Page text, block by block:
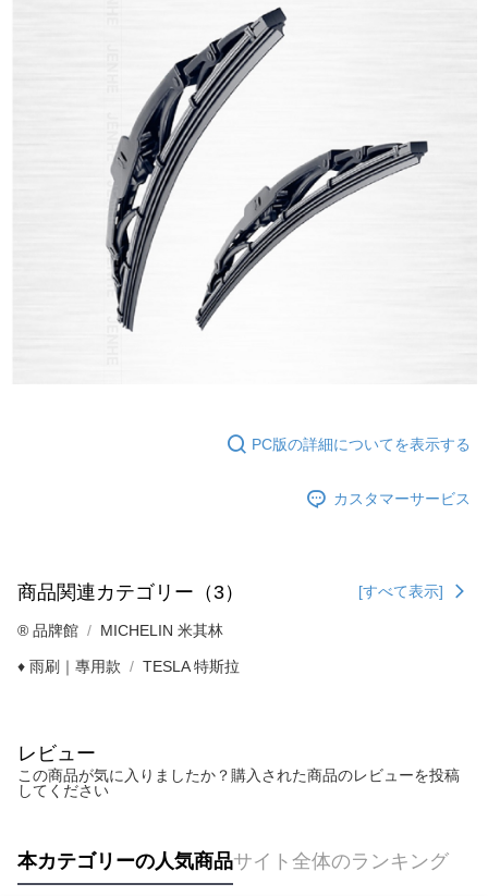
PC版の詳細についてを表示する
カスタマーサービス
商品関連カテゴリー（3） [すべて表示]
®️ 品牌館 MICHELIN 米其林
♦️ 雨刷｜專用款 TESLA 特斯拉
レビュー
この商品が気に入りましたか？購入された商品のレビューを投稿
してください
本カテゴリーの人気商品サイト全体のランキング